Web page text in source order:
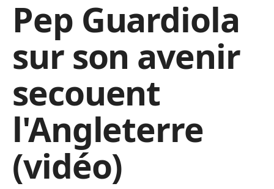
Pep Guardiola
sur son avenir
secouent
l'Angleterre
(vidéo)